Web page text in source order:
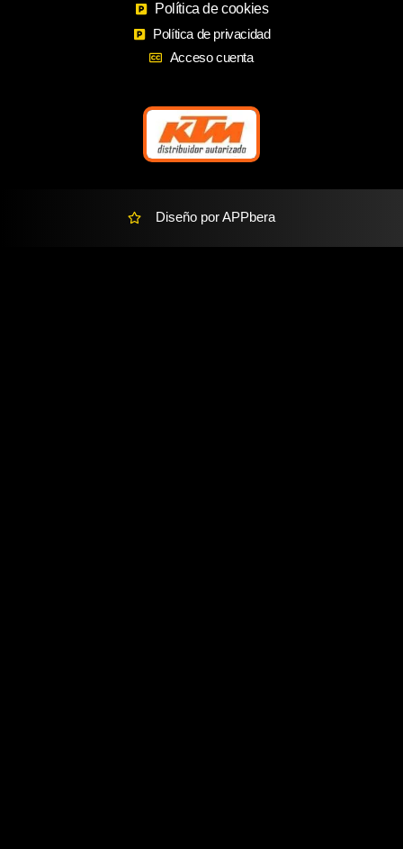
o
o
k
g
r
a
m
a
r
k
e
a
Política de cookies
Política de privacidad
Acceso cuenta
Diseño por APPbera